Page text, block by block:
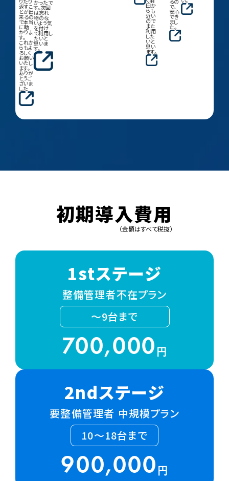
返すこ
とが出
来るの
で本当
に助
かりま
これか
らもよ
ろしく
お願い
いたし
ます。
ありが
とうご
ざいま
かったで
す。次回
は忘れ
物のな
いよう気
を付け
て利用し
たいと
思いま
す。
田か
らも
近い
ので
また
利用
した
いと
思い
ます。
で、
安心
でき
まし
た。
初期導入費用
（金額はすべて税抜）
1stステージ
整備管理者不在プラン
～9台まで
700,000 円
2ndステージ
要整備管理者 中規模プラン
10～18台まで
900,000 円